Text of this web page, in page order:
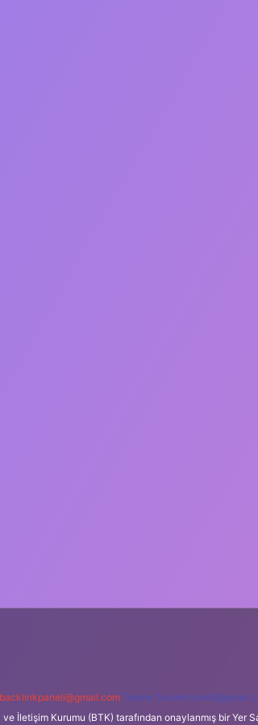
Teams:
İletişim Kurumu (BTK) tarafından onaylanmış bir